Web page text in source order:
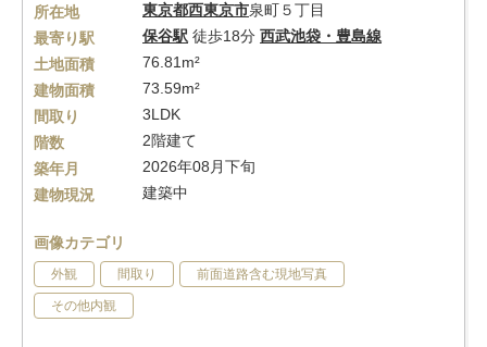
所在地 東京都西東京市泉町５丁目
最寄り駅
保谷駅 徒歩18分 西武池袋・豊島線
土地面積
76.81m²
建物面積
73.59m²
間取り
3LDK
階数
2階建て
築年月
2026年08月下旬
建物現況
建築中
画像カテゴリ
外観 間取り 前面道路含む現地写真
その他内観